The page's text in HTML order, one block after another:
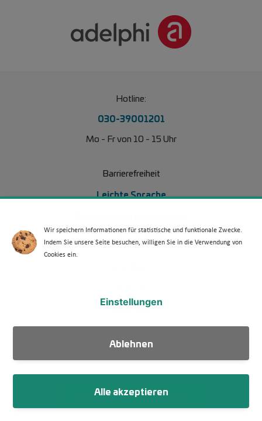
Hotline:
030-39001201
Mo - Fr von 10 - 15 Uhr
Barrierefreiheit
Leichte Sprache
Barriere melden
Über uns
Newsletter abonnieren
Wir speichern Informationen für statistische und funktionale Zwecke.
Indem Sie unsere Seite besuchen, willigen Sie in die Verwendung von
Cookies ein.
Ablehnen
Einstellungen
Alle akzeptieren